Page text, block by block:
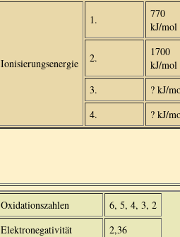
Ionisierungsenergie
1.
770
kJ/mol
2.
1700
kJ/mol
3.
? kJ/
4.
? kJ/
Oxidationszahlen
6, 5, 4, 3, 2
Elektronegativität
2,36